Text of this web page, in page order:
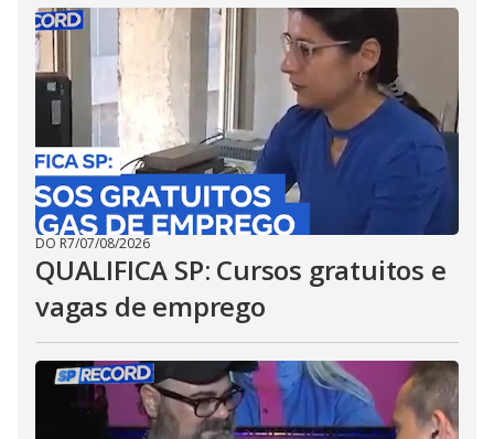
DO R7/07/08/2026
QUALIFICA SP: Cursos gratuitos e
vagas de emprego